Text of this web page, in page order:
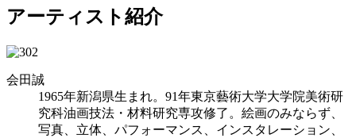
アーティスト紹介
会田誠
1965年新潟県生まれ。91年東京藝術大学大学院美術研
究科油画技法・材料研究専攻修了。絵画のみならず、
写真、立体、パフォーマンス、インスタレーション、